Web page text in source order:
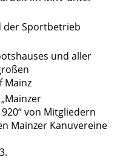
der Sportbetrieb
und aller
Mainz
von Mitgliedern
Mainzer Kanuvereine